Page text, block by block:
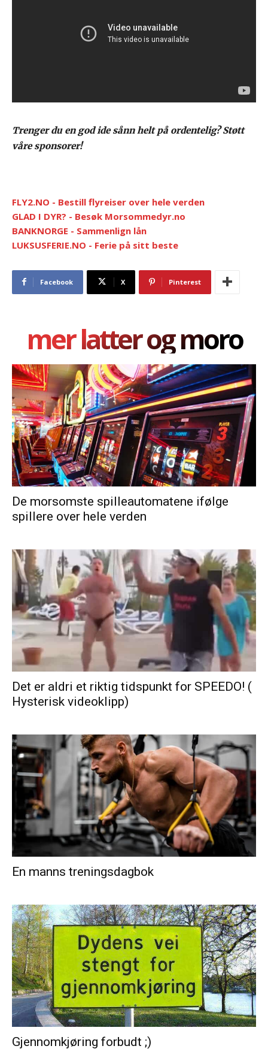
Trenger du en god ide sånn helt på ordentelig? Støtt
våre sponsorer!
FLY2.NO - Bestill flyreiser over hele verden
GLAD I DYR? - Besøk Morsommedyr.no
BANKNORGE - Sammenlign lån
LUKSUSFERIE.NO - Ferie på sitt beste
Facebook X Pinterest
mer latter og moro
De morsomste spilleautomatene ifølge
spillere over hele verden
Det er aldri et riktig tidspunkt for SPEEDO! (
Hysterisk videoklipp)
En manns treningsdagbok
Gjennomkjøring forbudt ;)